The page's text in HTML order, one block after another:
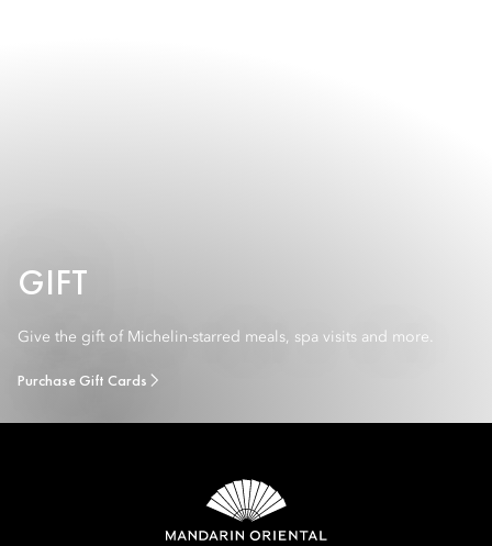
GIFT
Give the gift of Michelin-starred meals, spa visits and more.
Purchase Gift Cards